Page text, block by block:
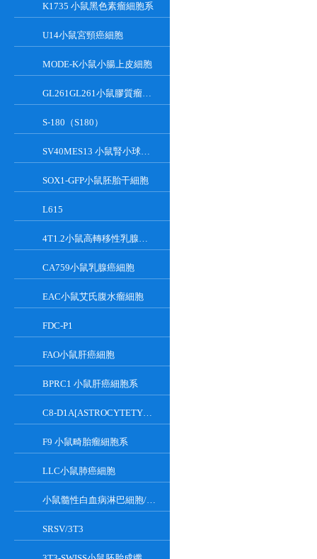
K1735 小鼠黑色素瘤細胞系
U14小鼠宮頸癌細胞
MODE-K小鼠小腸上皮細胞
GL261GL261小鼠膠質瘤細胞
S-180（S180）
SV40MES13 小鼠腎小球系膜細胞
SOX1-GFP小鼠胚胎干細胞
L615
4T1.2小鼠高轉移性乳腺癌細胞
CA759小鼠乳腺癌細胞
EAC小鼠艾氏腹水瘤細胞
FDC-P1
FAO小鼠肝癌細胞
BPRC1 小鼠肝癌細胞系
C8-D1A[ASTROCYTETYPEICLONE]小鼠小腦細胞
F9 小鼠畸胎瘤細胞系
LLC小鼠肺癌細胞
小鼠髓性白血病淋巴細胞/小鼠白血病G-CSF依賴性細胞
SRSV/3T3